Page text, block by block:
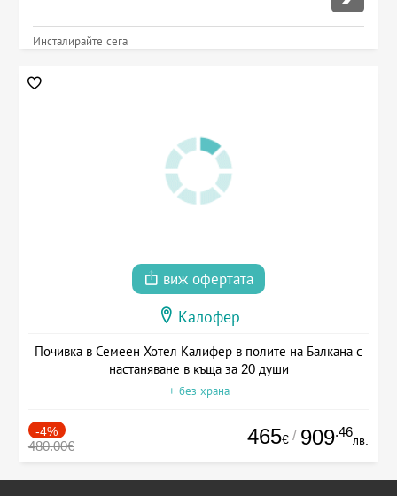
Инсталирайте сега
виж офертата
Калофер
Почивка в Семеен Хотел Калифер в полите на Балкана с
настаняване в къща за 20 души
+ без храна
-4%
480.00€ 465€ / 909.46
лв.